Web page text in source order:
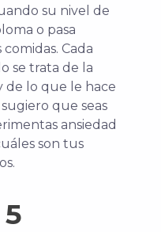
su nivel de
o pasa
Cada
se trata de la
de lo que le hace
que seas
ansiedad
son tus